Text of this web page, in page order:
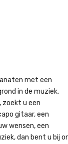
met een
in de muziek.
zoekt u een
gitaar, een
wensen, een
dan bent u bij